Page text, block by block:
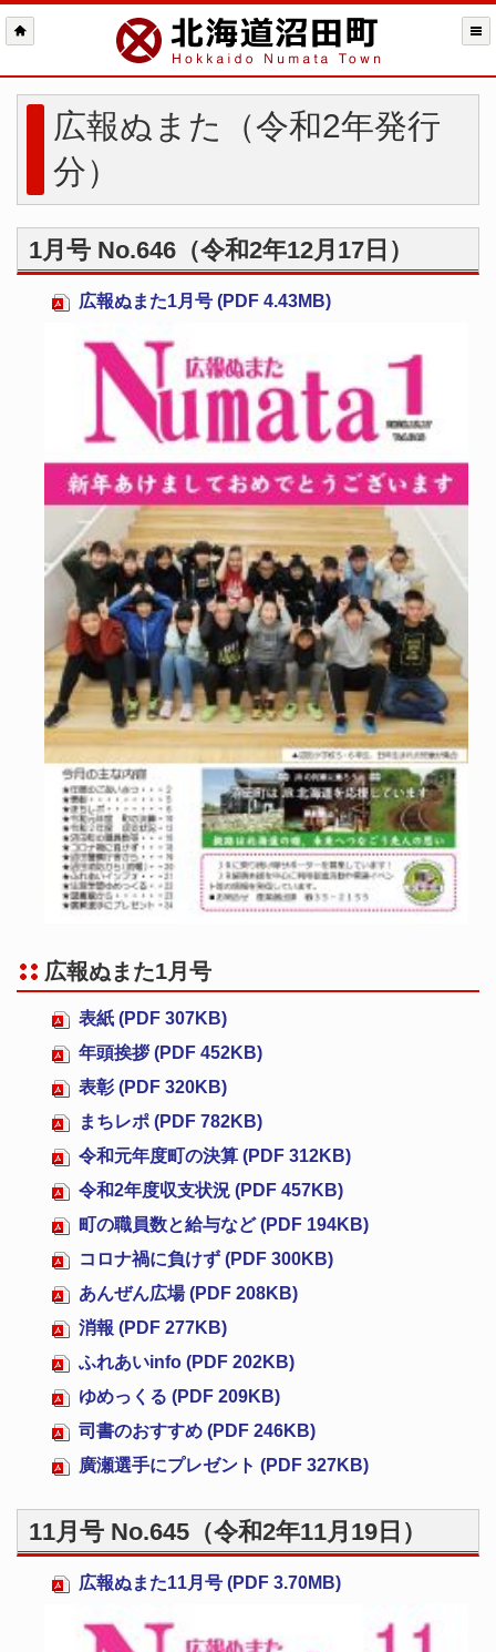
広報ぬまた（令和2年発行
分）
1月号 No.646（令和2年12月17日）
広報ぬまた1月号 (PDF 4.43MB)
広報ぬまた1月号
表紙 (PDF 307KB)
年頭挨拶 (PDF 452KB)
表彰 (PDF 320KB)
まちレポ (PDF 782KB)
令和元年度町の決算 (PDF 312KB)
令和2年度収支状況 (PDF 457KB)
町の職員数と給与など (PDF 194KB)
コロナ禍に負けず (PDF 300KB)
あんぜん広場 (PDF 208KB)
消報 (PDF 277KB)
ふれあいinfo (PDF 202KB)
ゆめっくる (PDF 209KB)
司書のおすすめ (PDF 246KB)
廣瀬選手にプレゼント (PDF 327KB)
11月号 No.645（令和2年11月19日）
広報ぬまた11月号 (PDF 3.70MB)